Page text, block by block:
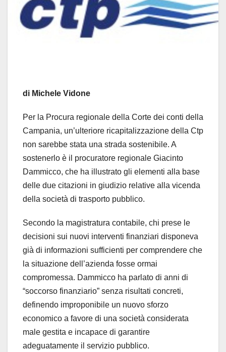
di Michele Vidone
Per la Procura regionale della Corte dei conti della
Campania, un’ulteriore ricapitalizzazione della Ctp
non sarebbe stata una strada sostenibile. A
sostenerlo è il procuratore regionale Giacinto
Dammicco, che ha illustrato gli elementi alla base
delle due citazioni in giudizio relative alla vicenda
della società di trasporto pubblico.
Secondo la magistratura contabile, chi prese le
decisioni sui nuovi interventi finanziari disponeva
già di informazioni sufficienti per comprendere che
la situazione dell’azienda fosse ormai
compromessa. Dammicco ha parlato di anni di
“soccorso finanziario” senza risultati concreti,
definendo improponibile un nuovo sforzo
economico a favore di una società considerata
male gestita e incapace di garantire
adeguatamente il servizio pubblico.